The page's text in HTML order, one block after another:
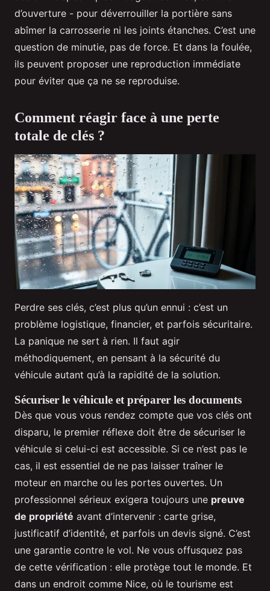
d’ouverture - pour déverrouiller la portière sans
abîmer la carrosserie ni les joints étanches. C’est une
question de minutie, pas de force. Et dans la foulée,
ils peuvent proposer une reproduction immédiate
pour éviter que ça ne se reproduise.
Comment réagir face à une perte
totale de clés ?
Perdre ses clés, c’est plus qu’un ennui : c’est un
problème logistique, financier, et parfois sécuritaire.
La panique ne sert à rien. Il faut agir
méthodiquement, en pensant à la sécurité du
véhicule autant qu’à la rapidité de la solution.
Sécuriser le véhicule et préparer les documents
Dès que vous vous rendez compte que vos clés ont
disparu, le premier réflexe doit être de sécuriser le
véhicule si celui-ci est accessible. Si ce n’est pas le
cas, il est essentiel de ne pas laisser traîner le
moteur en marche ou les portes ouvertes. Un
professionnel sérieux exigera toujours une preuve
de propriété avant d’intervenir : carte grise,
justificatif d’identité, et parfois un devis signé. C’est
une garantie contre le vol. Ne vous offusquez pas
de cette vérification : elle protège tout le monde. Et
dans un endroit comme Nice, où le tourisme est